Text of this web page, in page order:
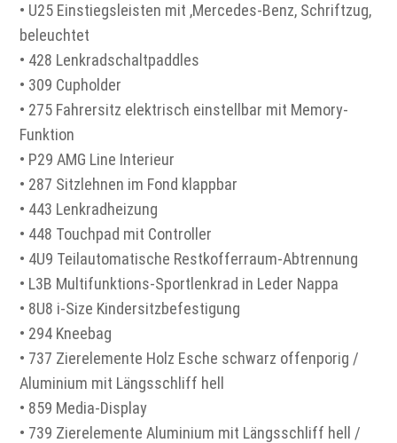
• U25 Einstiegsleisten mit ,Mercedes-Benz, Schriftzug,
beleuchtet
• 428 Lenkradschaltpaddles
• 309 Cupholder
• 275 Fahrersitz elektrisch einstellbar mit Memory-
Funktion
• P29 AMG Line Interieur
• 287 Sitzlehnen im Fond klappbar
• 443 Lenkradheizung
• 448 Touchpad mit Controller
• 4U9 Teilautomatische Restkofferraum-Abtrennung
• L3B Multifunktions-Sportlenkrad in Leder Nappa
• 8U8 i-Size Kindersitzbefestigung
• 294 Kneebag
• 737 Zierelemente Holz Esche schwarz offenporig /
Aluminium mit Längsschliff hell
• 859 Media-Display
• 739 Zierelemente Aluminium mit Längsschliff hell /